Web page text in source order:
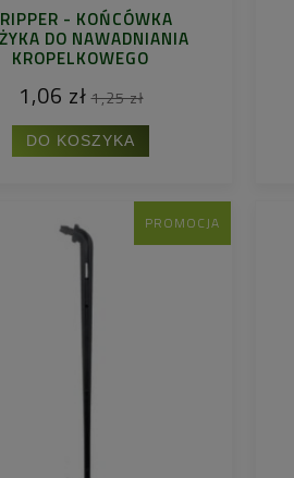
- KOŃCÓWKA
DO NAWADNIANIA
KROPELKOWEGO
1,06 zł 1,25 zł
DO KOSZYKA
PROMOCJA